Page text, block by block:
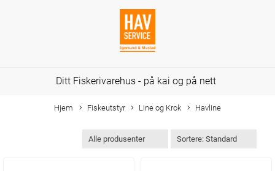
Ditt Fiskerivarehus - på kai og på nett
Hjem Fiskeutstyr Line og Krok Havline